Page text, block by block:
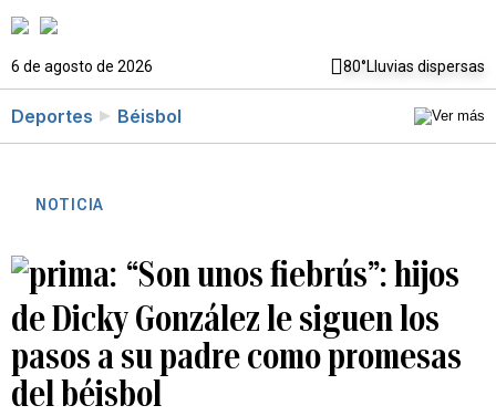
6 de agosto de 2026 80°Lluvias dispersas
Deportes Béisbol
NOTICIA
“Son unos fiebrús”: hijos
de Dicky González le siguen los
pasos a su padre como promesas
del béisbol